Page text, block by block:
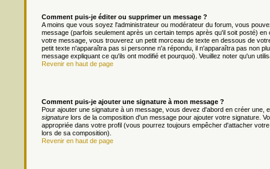
Comment puis-je éditer ou supprimer un message ?
A moins que vous soyez l'administrateur ou modérateur du forum, vous
message (parfois seulement après un certain temps après qu'il soit posté)
votre message, vous trouverez un petit morceau de texte en dessous de
petit texte n'apparaîtra pas si personne n'a répondu, il n'apparaîtra pas non
message expliquant ce qu'ils ont modifié et pourquoi). Veuillez noter qu'un
Revenir en haut de page
Comment puis-je ajouter une signature à mon message ?
Pour ajouter une signature à un message, vous devez d'abord en créer
signature lors de la composition d'un message pour ajouter votre signature.
appropriée dans votre profil (vous pourrez toujours empêcher d'attacher
lors de sa composition).
Revenir en haut de page